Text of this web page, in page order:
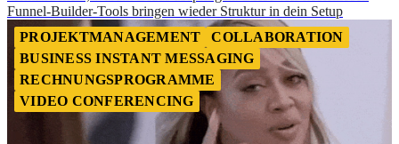
Funnel-Builder-Tools bringen wieder Struktur in dein Setup
PROJEKTMANAGEMENT
COLLABORATION
BUSINESS INSTANT MESSAGING
RECHNUNGSPROGRAMME
VIDEO CONFERENCING